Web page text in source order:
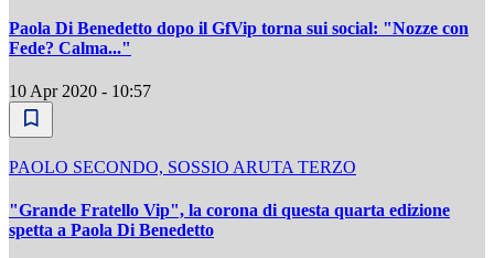
Paola Di Benedetto dopo il GfVip torna sui social: "Nozze con
Fede? Calma..."
10 Apr 2020 - 10:57
PAOLO SECONDO, SOSSIO ARUTA TERZO
"Grande Fratello Vip", la corona di questa quarta edizione
spetta a Paola Di Benedetto